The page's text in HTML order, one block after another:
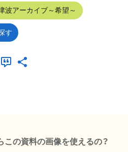
波アーカイブ～希望～
す
この資料の画像を使えるの？